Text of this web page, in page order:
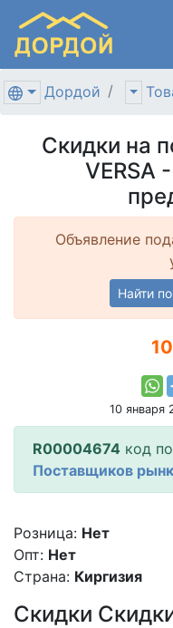
Дордой
Скидки на
VERSA
Объявление
Найти
10
R00004674 код
Поставщиков
Розница: Нет
Опт: Нет
Страна: Киргизия
Скидки